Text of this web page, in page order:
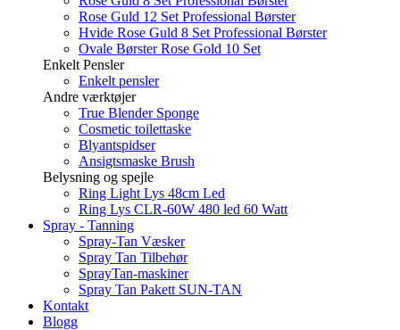
Rose Guld 12 Set Professional Børster
Hvide Rose Guld 8 Set Professional Børster
Ovale Børster Rose Gold 10 Set
Enkelt Pensler
Enkelt pensler
Andre værktøjer
True Blender Sponge
Cosmetic toilettaske
Blyantspidser
Ansigtsmaske Brush
Belysning og spejle
Ring Light Lys 48cm Led
Ring Lys CLR-60W 480 led 60 Watt
Spray - Tanning
Spray-Tan Væsker
Spray Tan Tilbehør
SprayTan-maskiner
Spray Tan Pakett SUN-TAN
Kontakt
Blogg